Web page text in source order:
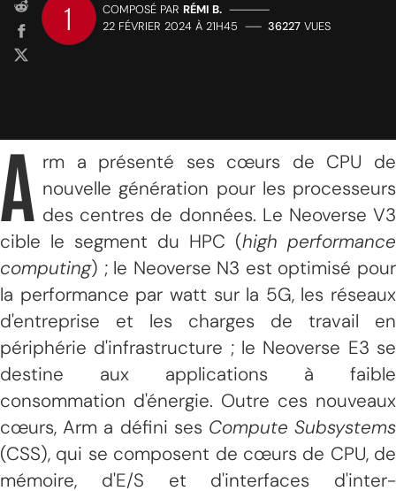
1 COMPOSÉ PAR RÉMI B. —————
22 FÉVRIER 2024 À 21H45 —— 36227 VUES
A rm a présenté ses cœurs de CPU de
nouvelle génération pour les processeurs
des centres de données. Le Neoverse V3
cible le segment du HPC (high performance
computing) ; le Neoverse N3 est optimisé pour
la performance par watt sur la 5G, les réseaux
d'entreprise et les charges de travail en
périphérie d'infrastructure ; le Neoverse E3 se
destine aux applications à faible
consommation d'énergie. Outre ces nouveaux
cœurs, Arm a défini ses Compute Subsystems
(CSS), qui se composent de cœurs de CPU, de
mémoire, d'E/S et d'interfaces d'inter-